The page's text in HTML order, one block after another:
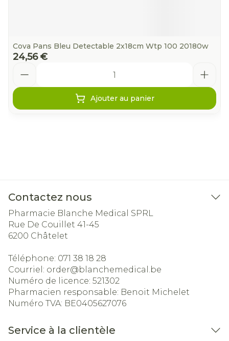
Cova Pans Bleu Detectable 2x18cm Wtp 100 20180w
24,56 €
Ajouter au panier
Contactez nous
Pharmacie Blanche Medical SPRL
Rue De Couillet 41-45
6200 Châtelet
Téléphone: 071 38 18 28
Courriel: order@blanchemedical.be
Numéro de licence: 521302
Pharmacien responsable: Benoit Michelet
Numéro TVA: BE0405627076
Service à la clientèle